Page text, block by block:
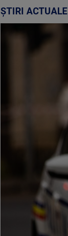
ȘTIRI ACTUALE